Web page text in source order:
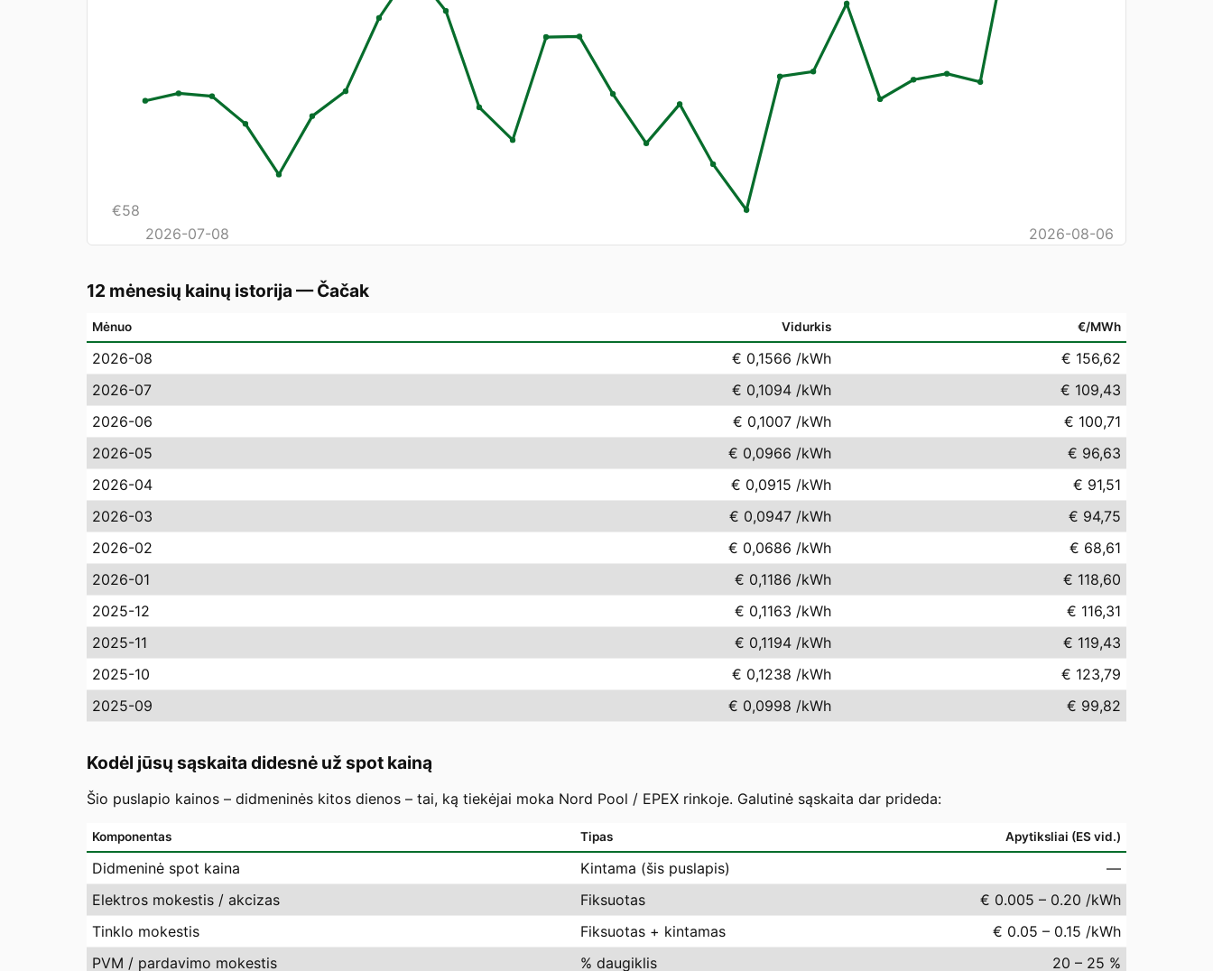
€58
2026-07-08
2026-08-06
12 mėnesių kainų istorija —Čačak
Mėnuo Vidurkis €/MWh
2026-08 € 0,1566 /kWh
€ 156,62
2026-07
€ 0,1094 /kWh
€ 109,43
2026-06
€ 0,1007 /kWh
€ 100,71
2026-05
€ 0,0966 /kWh
€ 96,63
2026-04
€ 0,0915 /kWh
€ 91,51
2026-03
€ 0,0947 /kWh
€ 94,75
2026-02
€ 0,0686 /kWh
€ 68,61
2026-01
€ 0,1186 /kWh
€ 118,60
2025-12
€ 0,1163 /kWh
€ 116,31
2025-11
€ 0,1194 /kWh
€ 119,43
2025-10
€ 0,1238 /kWh
€ 123,79
2025-09
€ 0,0998 /kWh € 99,82
Kodėl jūsų sąskaita didesnė už spot kainą
Šio puslapio kainos – didmeninės kitos dienos – tai, ką tiekėjai moka Nord Pool / EPEX rinkoje. Galutinė sąskaita dar prideda:
Komponentas Tipas Apytiksliai (ES vid.)
Didmeninė spot kaina Kintama (šis puslapis)
—
Elektros mokestis / akcizas
Fiksuotas
€ 0.005 – 0.20 /kWh
Tinklo mokestis
Fiksuotas + kintamas
€ 0.05 – 0.15 /kWh
PVM / pardavimo mokestis
% daugiklis 20 – 25 %